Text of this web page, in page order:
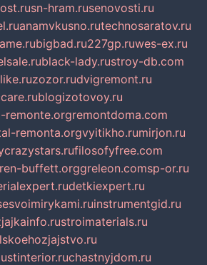
sn-hram.rusenovosti.ru
anamvkusno.rutechnosaratov.ru
bigbad.ru227gp.ruwes-ex.ru
black-lady.rustroy-db.com
zozor.rudvigremont.ru
blogizotovoy.ru
remonte.orgremontdoma.com
remonta.orgvyitikho.rumirjon.ru
filosofyfree.com
buffett.orggreleon.comsp-or.ru
detkiexpert.ru
instrumentgid.ru
stroimaterials.ru
chastnyjdom.ru